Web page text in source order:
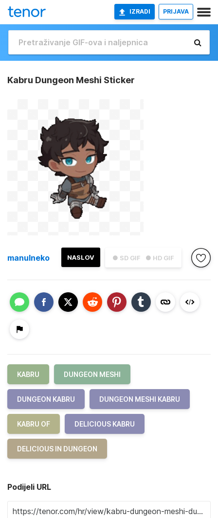
IZRADI PRIJAVA
Kabru Dungeon Meshi Sticker
● SD GIF ● HD GIF
NASLOV
manulneko
KABRU DUNGEON MESHI
DUNGEON KABRU DUNGEON MESHI KABRU
KABRU OF DELICIOUS KABRU
DELICIOUS IN DUNGEON
Podijeli URL